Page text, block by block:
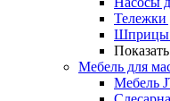
Тележки
Шприцы
Мебель для
Мебель